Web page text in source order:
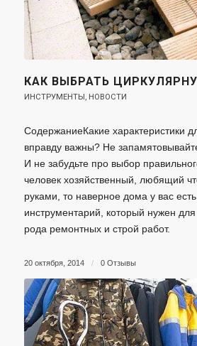
КАК ВЫБРАТЬ
ИНСТРУМЕНТЫ , НОВОСТИ
СодержаниеКакие характеристики
вправду важны? Не
И не забудьте про выбор
человек хозяйственный, любящий
руками, то наверное дома у вас
инструментарий, который нужен
рода ремонтных и строй работ.
20 октября, 2014 / 0 Отзывы